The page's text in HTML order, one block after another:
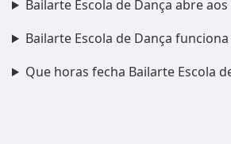
Bailarte Escola de Dança abre
Bailarte Escola de Dança
Que horas fecha Bailarte Escola